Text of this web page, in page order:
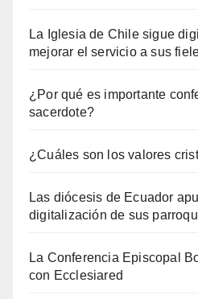
La Iglesia de Chile sigue
mejorar el servicio a sus
¿Por qué es importante
sacerdote?
¿Cuáles son los valores
Las diócesis de Ecuador
digitalización de sus
La Conferencia Episcopal
con Ecclesiared